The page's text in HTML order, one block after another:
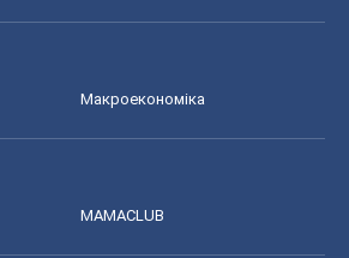
Макроекономіка
MAMACLUB